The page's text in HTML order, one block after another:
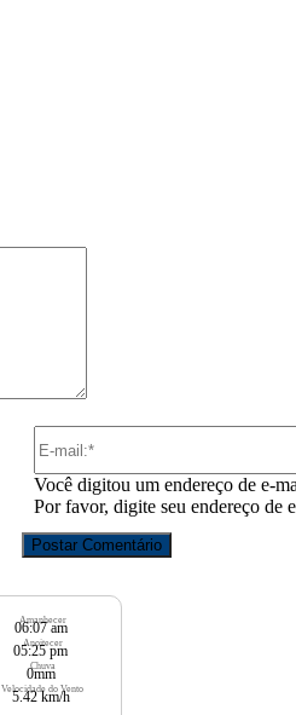
Você digitou um endereço de e-
Por favor, digite seu endereço de
Amanhecer
06:07 am
Anoitecer
05:25 pm
Chuva
0mm
Velocidade do Vento
5.42 km/h